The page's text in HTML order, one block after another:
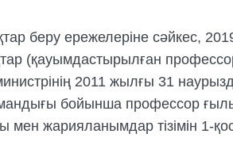
беру ережелеріне сәйкес,
(қауымдастырылған
2011 жылғы 31
бойынша профессор
жарияланымдар тізімін 1-